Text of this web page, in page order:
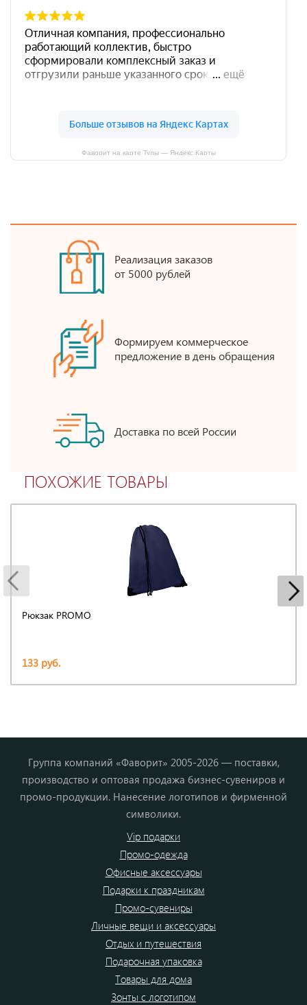
Фаворит на карте Тулы — Яндекс Карты
Реализация заказов
от 5000 рублей
Формируем коммерческое
предложение в день обращения
Доставка по всей России
ПОХОЖИЕ ТОВАРЫ
Рюкзак PROMO
133 руб.
Группа компаний «Фаворит» 2005-2026 — поставки,
производство и оптовая продажа бизнес-сувениров и
промо-продукции. Нанесение логотипов и фирменной
символики.
Vip подарки
Промо-одежда
Офисные аксессуары
Подарки к праздникам
Промо-сувениры
Личные вещи и аксессуары
Отдых и путешествия
Подарочная упаковка
Товары для дома
Зонты с логотипом